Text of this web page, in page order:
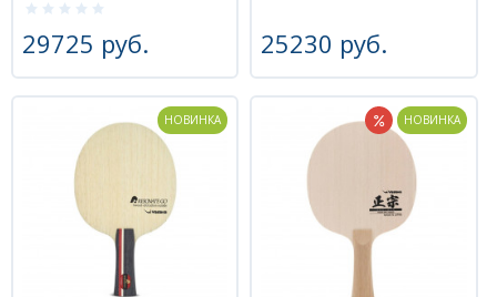
29725 руб. 25230 руб.
НОВИНКА НОВИНКА